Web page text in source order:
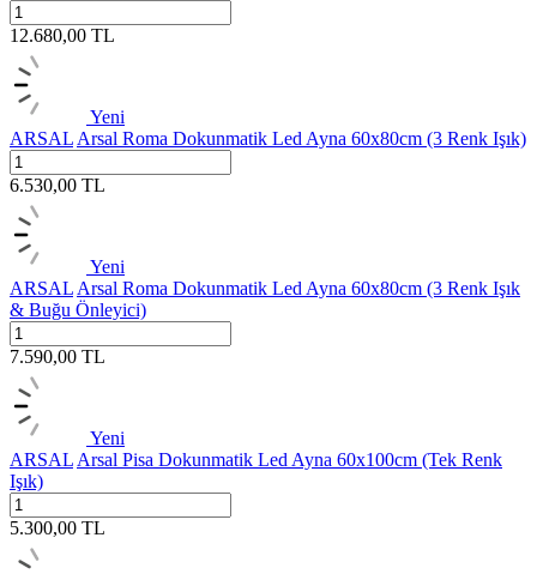
12.680,00 TL
Yeni
ARSAL Arsal Roma Dokunmatik Led Ayna 60x80cm (3 Renk Işık)
6.530,00 TL
Yeni
ARSAL Arsal Roma Dokunmatik Led Ayna 60x80cm (3 Renk Işık
& Buğu Önleyici)
7.590,00 TL
Yeni
ARSAL Arsal Pisa Dokunmatik Led Ayna 60x100cm (Tek Renk
Işık)
5.300,00 TL